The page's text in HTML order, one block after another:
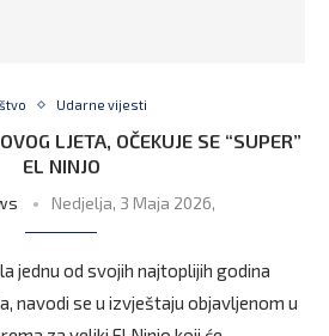
Udarne vijesti
LJETA, OČEKUJE SE “SUPER”
EL NINJO
Nedjelja, 3 Maja 2026,
jednu od svojih najtoplijih godina
navodi se u izvještaju objavljenom u